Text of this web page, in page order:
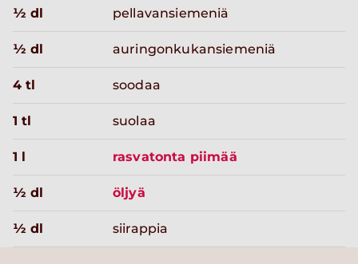
½ dl pellavansiemeniä
½ dl auringonkukansiemeniä
4 tl soodaa
1 tl suolaa
1 l rasvatonta piimää
½ dl öljyä
½ dl siirappia